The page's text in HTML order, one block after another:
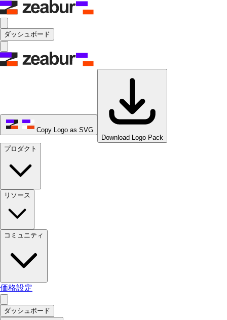
ダッシュボード
Copy Logo as SVG
Download Logo Pack
プロダクト
リソース
コミュニティ
価格設定
ダッシュボード